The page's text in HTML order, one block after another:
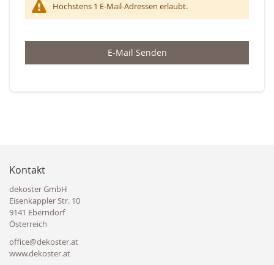
Höchstens 1 E-Mail-Adressen erlaubt.
E-Mail Senden
Kontakt
dekoster GmbH
Eisenkappler Str. 10
9141 Eberndorf
Österreich
office@dekoster.at
www.dekoster.at